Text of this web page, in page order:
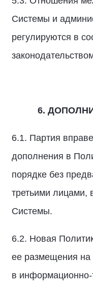
Системы и
регулируются в
6.
6.1. Партия
дополнения в
порядке без
третьими лицами,
Системы.
6.2. Новая
ее размещения
в информационно-